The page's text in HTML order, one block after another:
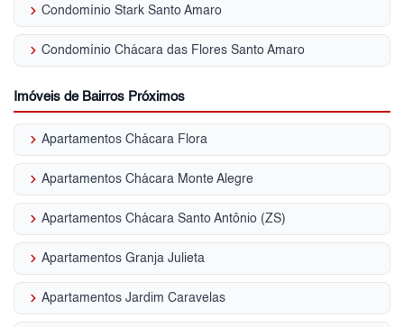
keyboard_arrow_right Condomínio Stark Santo Amaro
keyboard_arrow_right Condomínio Chácara das Flores Santo Amaro
Imóveis de Bairros Próximos
keyboard_arrow_right Apartamentos Chácara Flora
keyboard_arrow_right Apartamentos Chácara Monte Alegre
keyboard_arrow_right Apartamentos Chácara Santo Antônio (ZS)
keyboard_arrow_right Apartamentos Granja Julieta
keyboard_arrow_right Apartamentos Jardim Caravelas